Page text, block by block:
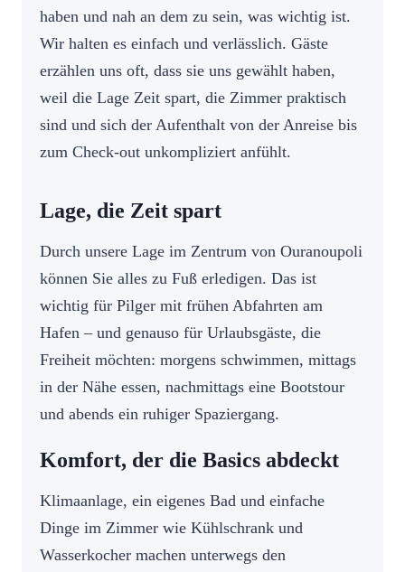
haben und nah an dem zu sein, was wichtig ist.
Wir halten es einfach und verlässlich. Gäste
erzählen uns oft, dass sie uns gewählt haben,
weil die Lage Zeit spart, die Zimmer praktisch
sind und sich der Aufenthalt von der Anreise bis
zum Check-out unkompliziert anfühlt.
Lage, die Zeit spart
Durch unsere Lage im Zentrum von Ouranoupoli
können Sie alles zu Fuß erledigen. Das ist
wichtig für Pilger mit frühen Abfahrten am
Hafen – und genauso für Urlaubsgäste, die
Freiheit möchten: morgens schwimmen, mittags
in der Nähe essen, nachmittags eine Bootstour
und abends ein ruhiger Spaziergang.
Komfort, der die Basics abdeckt
Klimaanlage, ein eigenes Bad und einfache
Dinge im Zimmer wie Kühlschrank und
Wasserkocher machen unterwegs den